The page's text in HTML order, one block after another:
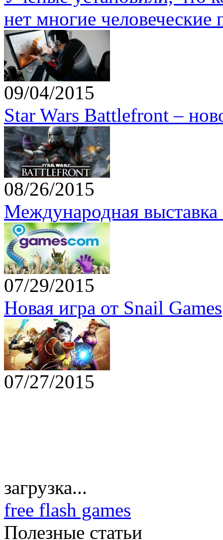
нет многие человеческие
09/04/2015
Star Wars Battlefront –
08/26/2015
Международная
07/29/2015
Новая игра от Snail Games
07/27/2015
загрузка...
free flash games
Полезные статьи